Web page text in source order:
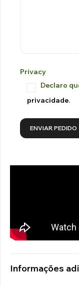
Privacy
Declaro
privacidade.
Informações